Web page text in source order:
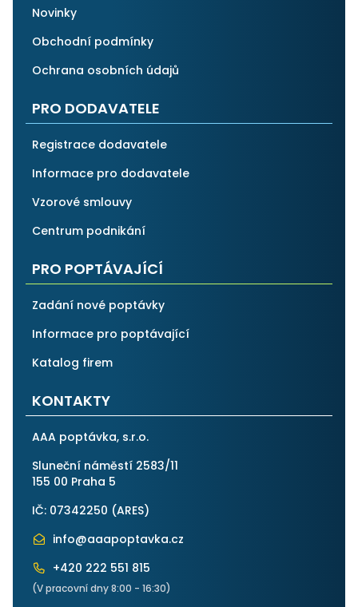
Novinky
Obchodní podmínky
Ochrana osobních údajů
PRO DODAVATELE
Registrace dodavatele
Informace pro dodavatele
Vzorové smlouvy
Centrum podnikání
PRO POPTÁVAJÍCÍ
Zadání nové poptávky
Informace pro poptávající
Katalog firem
KONTAKTY
AAA poptávka, s.r.o.
Sluneční náměstí 2583/11
155 00 Praha 5
IČ: 07342250 (ARES)
info@aaapoptavka.cz
+420 222 551 815
(V pracovní dny 8:00 - 16:30)